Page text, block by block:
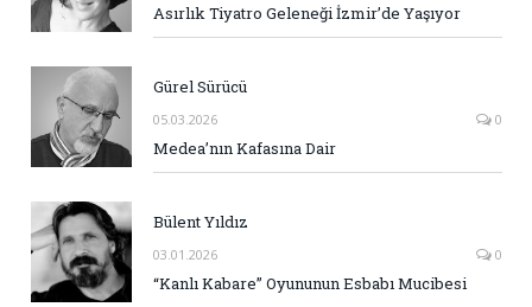
Asırlık Tiyatro Geleneği İzmir’de Yaşıyor
Gürel Sürücü
05.03.2026 0
Medea’nın Kafasına Dair
Bülent Yıldız
03.01.2026 0
“Kanlı Kabare” Oyununun Esbabı Mucibesi